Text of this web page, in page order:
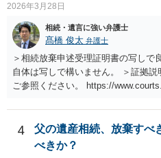
2026年3月28日
相続・遺言に強い弁護士
髙橋 俊太 弁護士
＞相続放棄申述受理証明書の写しで
自体は写しで構いません。 ＞証拠
ご参照ください。 https://
4
父の遺産相続、放棄すべ
べきか？